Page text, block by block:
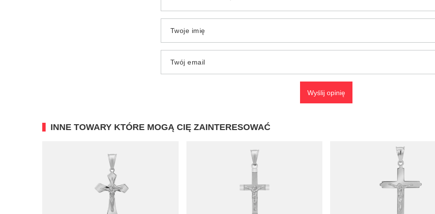
Twoje imię
Twój email
Wyślij opinię
INNE TOWARY KTÓRE MOGĄ CIĘ ZAINTERESOWAĆ